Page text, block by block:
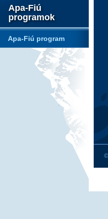
Apa-Fiú
programok
Apa-Fiú program